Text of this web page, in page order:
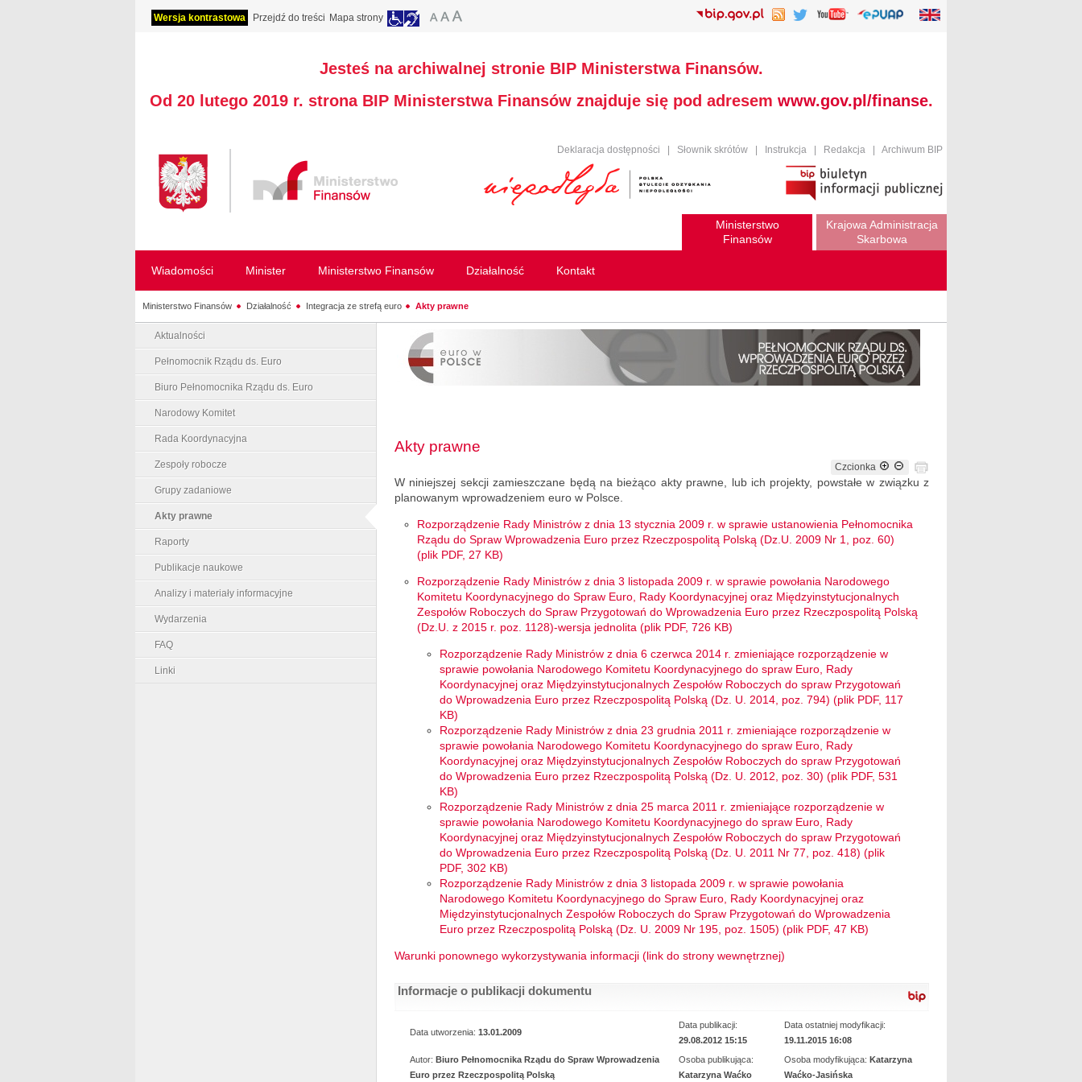
Wersja kontrastowa Przejdź do treści Mapa strony
Jesteś na archiwalnej stronie BIP Ministerstwa Finansów.
Od 20 lutego 2019 r. strona BIP Ministerstwa Finansów znajduje się pod adresem www.gov.pl/finanse.
Deklaracja dostępności Słownik skrótów Instrukcja Redakcja Archiwum BIP
Ministerstwo
Finansów
Krajowa Administracja
Skarbowa
Wiadomości Minister Ministerstwo Finansów Działalność Kontakt
Ministerstwo Finansów Działalność Integracja ze strefą euro Akty prawne
Aktualności
Pełnomocnik Rządu ds. Euro
Biuro Pełnomocnika Rządu ds. Euro
Narodowy Komitet
Rada Koordynacyjna
Zespoły robocze
Grupy zadaniowe
Akty prawne
Raporty
Publikacje naukowe
Analizy i materiały informacyjne
Wydarzenia
FAQ
Linki
Akty prawne
Czcionka
W niniejszej sekcji zamieszczane będą na bieżąco akty prawne, lub ich projekty, powstałe w związku z
planowanym wprowadzeniem euro w Polsce.
Rozporządzenie Rady Ministrów z dnia 13 stycznia 2009 r. w sprawie ustanowienia Pełnomocnika
Rządu do Spraw Wprowadzenia Euro przez Rzeczpospolitą Polską (Dz.U. 2009 Nr 1, poz. 60)
(plik PDF, 27 KB)
Rozporządzenie Rady Ministrów z dnia 3 listopada 2009 r. w sprawie powołania Narodowego
Komitetu Koordynacyjnego do Spraw Euro, Rady Koordynacyjnej oraz Międzyinstytucjonalnych
Zespołów Roboczych do Spraw Przygotowań do Wprowadzenia Euro przez Rzeczpospolitą Polską
(Dz.U. z 2015 r. poz. 1128)-wersja jednolita (plik PDF, 726 KB)
Rozporządzenie Rady Ministrów z dnia 6 czerwca 2014 r. zmieniające rozporządzenie w
sprawie powołania Narodowego Komitetu Koordynacyjnego do spraw Euro, Rady
Koordynacyjnej oraz Międzyinstytucjonalnych Zespołów Roboczych do spraw Przygotowań
do Wprowadzenia Euro przez Rzeczpospolitą Polską (Dz. U. 2014, poz. 794) (plik PDF, 117
KB)
Rozporządzenie Rady Ministrów z dnia 23 grudnia 2011 r. zmieniające rozporządzenie w
sprawie powołania Narodowego Komitetu Koordynacyjnego do spraw Euro, Rady
Koordynacyjnej oraz Międzyinstytucjonalnych Zespołów Roboczych do spraw Przygotowań
do Wprowadzenia Euro przez Rzeczpospolitą Polską (Dz. U. 2012, poz. 30) (plik PDF, 531
KB)
Rozporządzenie Rady Ministrów z dnia 25 marca 2011 r. zmieniające rozporządzenie w
sprawie powołania Narodowego Komitetu Koordynacyjnego do spraw Euro, Rady
Koordynacyjnej oraz Międzyinstytucjonalnych Zespołów Roboczych do spraw Przygotowań
do Wprowadzenia Euro przez Rzeczpospolitą Polską (Dz. U. 2011 Nr 77, poz. 418) (plik
PDF, 302 KB)
Rozporządzenie Rady Ministrów z dnia 3 listopada 2009 r. w sprawie powołania
Narodowego Komitetu Koordynacyjnego do Spraw Euro, Rady Koordynacyjnej oraz
Międzyinstytucjonalnych Zespołów Roboczych do Spraw Przygotowań do Wprowadzenia
Euro przez Rzeczpospolitą Polską (Dz. U. 2009 Nr 195, poz. 1505) (plik PDF, 47 KB)
Warunki ponownego wykorzystywania informacji (link do strony wewnętrznej)
Informacje o publikacji dokumentu
Data utworzenia: 13.01.2009
Data publikacji:
29.08.2012 15:15
Data ostatniej modyfikacji:
19.11.2015 16:08
Autor: Biuro Pełnomocnika Rządu do Spraw Wprowadzenia
Euro przez Rzeczpospolitą Polską
Osoba publikująca:
Katarzyna Waćko
Osoba modyfikująca: Katarzyna
Waćko-Jasińska